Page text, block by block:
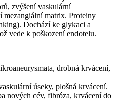
zvýšení vaskulární
mezangiální matrix. Proteiny
Dochází ke glykaci a
vede k poškození endotelu.
drobná krvácení,
úseky, plošná krvácení.
nových cév, fibróza, krvácení do